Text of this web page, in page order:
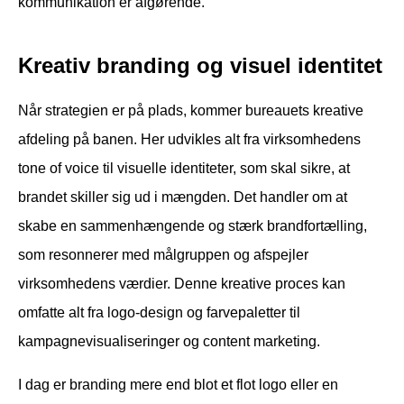
Kreativ branding og visuel identitet
Når strategien er på plads, kommer bureauets kreative
afdeling på banen. Her udvikles alt fra virksomhedens
tone of voice til visuelle identiteter, som skal sikre, at
brandet skiller sig ud i mængden. Det handler om at
skabe en sammenhængende og stærk brandfortælling,
som resonnerer med målgruppen og afspejler
virksomhedens værdier. Denne kreative proces kan
omfatte alt fra logo-design og farvepaletter til
kampagnevisualiseringer og content marketing.
I dag er branding mere end blot et flot logo eller en